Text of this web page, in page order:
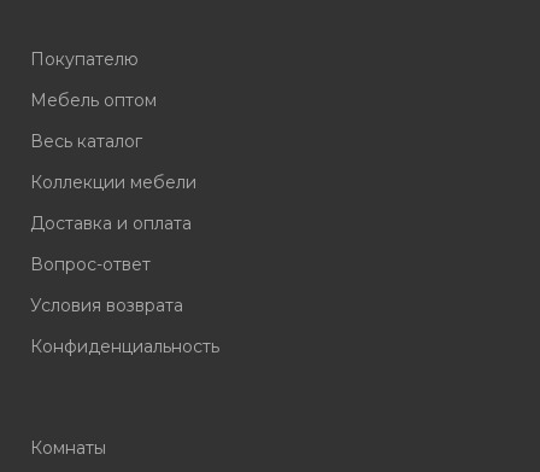
Покупателю
Мебель оптом
Весь каталог
Коллекции мебели
Доставка и оплата
Вопрос-ответ
Условия возврата
Конфиденциальность
Комнаты